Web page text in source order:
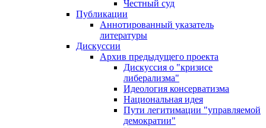
Честный суд
Публикации
Аннотированный указатель
литературы
Дискуссии
Архив предыдущего проекта
Дискуссия о "кризисе
либерализма"
Идеология консерватизма
Национальная идея
Пути легитимации "управляемой
демократии"